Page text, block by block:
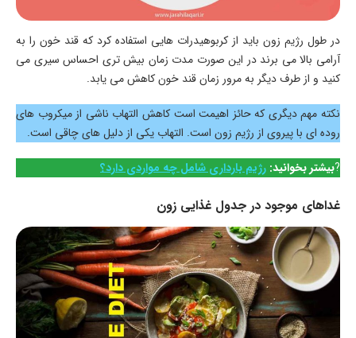
در طول رژیم زون باید از کربوهیدرات هایی استفاده کرد که قند خون را به
آرامی بالا ‌می برند در این صورت مدت زمان بیش تری احساس سیری می
کنید و از طرف دیگر به مرور زمان قند خون کاهش می یابد.
نکته مهم دیگری که حائز اهیمت است کاهش التهاب ناشی از میکروب های
روده ای با پیروی از رژیم زون است. التهاب یکی از دلیل های چاقی است.
?بیشتر بخوانید: رژیم بارداری شامل چه مواردی دارد؟
غداهای موجود در جدول غذایی زون